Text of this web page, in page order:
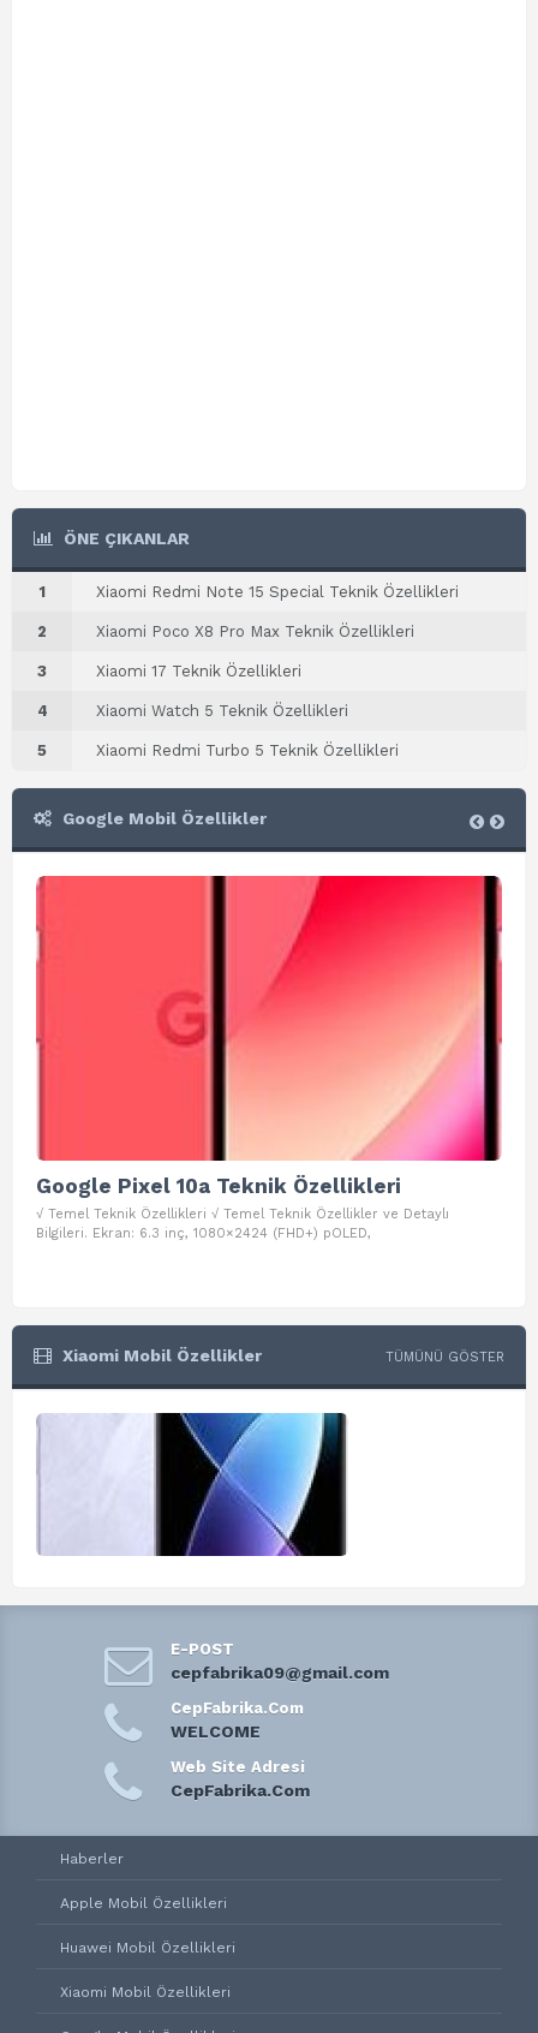
ÖNE ÇIKANLAR
1 Xiaomi Redmi Note 15 Special Teknik Özellikleri
2 Xiaomi Poco X8 Pro Max Teknik Özellikleri
3 Xiaomi 17 Teknik Özellikleri
4 Xiaomi Watch 5 Teknik Özellikleri
5 Xiaomi Redmi Turbo 5 Teknik Özellikleri
Google Mobil Özellikler
Google Pixel 10a Teknik Özellikleri
√ Temel Teknik Özellikleri √ Temel Teknik Özellikler ve Detaylı
Bilgileri. Ekran: 6.3 inç, 1080×2424 (FHD+) pOLED,
Xiaomi Mobil Özellikler TÜMÜNÜ GÖSTER
E-POST
cepfabrika09@gmail.com
CepFabrika.Com
WELCOME
Web Site Adresi
CepFabrika.Com
Haberler
Apple Mobil Özellikleri
Huawei Mobil Özellikleri
Xiaomi Mobil Özellikleri